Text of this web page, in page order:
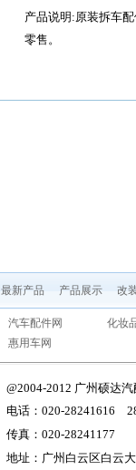
产品说明:原装拆车
零售。
最新产品 产品展示 改
汽车配件网
化妆
惠用车网
@2004-2012 广州硕达
电话：020-28241616
传真：020-28241177
地址：广州白云区白云